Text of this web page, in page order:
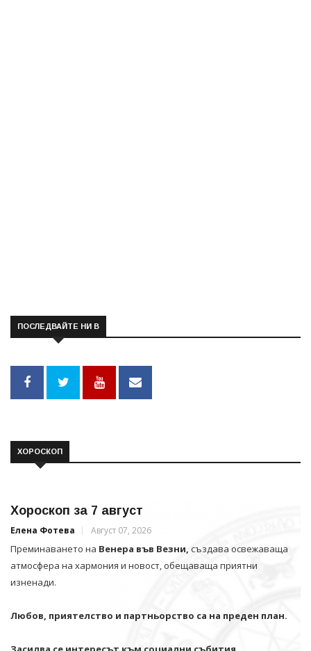
ПОСЛЕДВАЙТЕ НИ В
ХОРОСКОП
Хороскоп за 7 август
Елена Фотева Август 07, 2026
Преминаването на Венера във Везни, създава освежаваща
атмосфера на хармония и новост, обещаваща приятни
изненади.
Любов, приятелство и партньорство са на преден план.